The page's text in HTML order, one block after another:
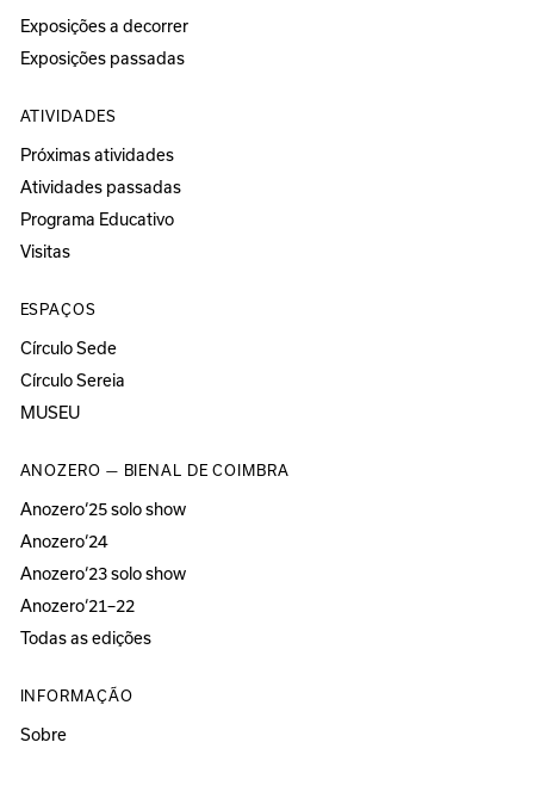
Exposições a decorrer
Exposições passadas
ATIVIDADES
Próximas atividades
Atividades passadas
Programa Educativo
Visitas
ESPAÇOS
Círculo Sede
Círculo Sereia
MUSEU
ANOZERO — BIENAL DE COIMBRA
Anozero‘25 solo show
Anozero‘24
Anozero‘23 solo show
Anozero‘21–22
Todas as edições
INFORMAÇÃO
Sobre